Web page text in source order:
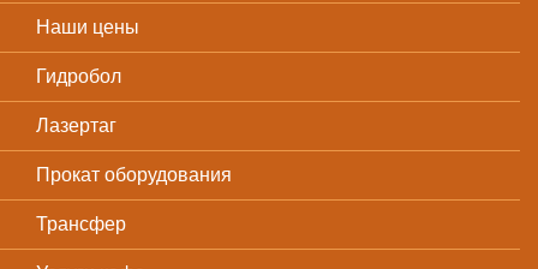
Наши цены
Гидробол
Лазертаг
Прокат оборудования
Трансфер